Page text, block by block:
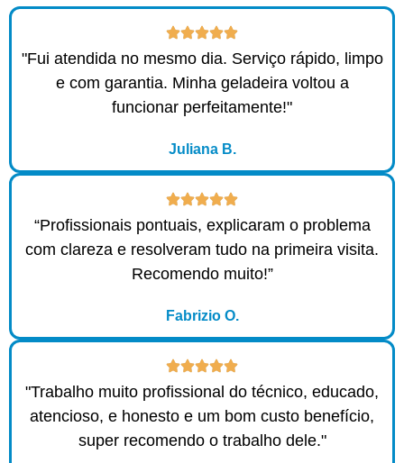
"Fui atendida no mesmo dia. Serviço rápido, limpo
e com garantia. Minha geladeira voltou a
funcionar perfeitamente!"
Juliana B.
“Profissionais pontuais, explicaram o problema
com clareza e resolveram tudo na primeira visita.
Recomendo muito!”
Fabrizio O.
"Trabalho muito profissional do técnico, educado,
atencioso, e honesto e um bom custo benefício,
super recomendo o trabalho dele."